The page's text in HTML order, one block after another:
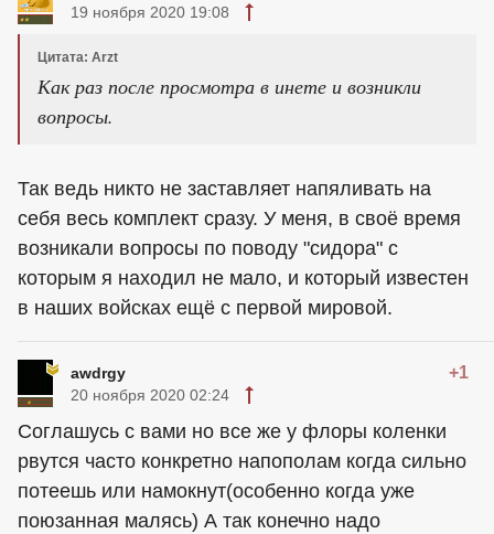
19 ноября 2020 19:08
Цитата: Arzt
Как раз после просмотра в инете и возникли
вопросы.
Так ведь никто не заставляет напяливать на
себя весь комплект сразу. У меня, в своё время
возникали вопросы по поводу "сидора" с
которым я находил не мало, и который известен
в наших войсках ещё с первой мировой.
awdrgy +1
20 ноября 2020 02:24
Соглашусь с вами но все же у флоры коленки
рвутся часто конкретно напополам когда сильно
потеешь или намокнут(особенно когда уже
поюзанная малясь) А так конечно надо